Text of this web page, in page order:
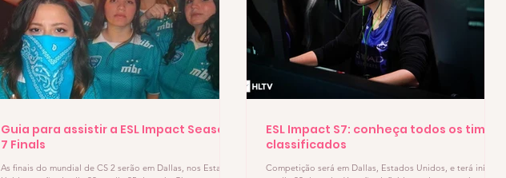
Guia para assistir a ESL Impact Season
7 Finals
As finais do mundial de CS 2 serão em Dallas, nos Estados
ESL Impact S7: conheça todos os times
classificados
Competição será em Dallas, Estados Unidos, e terá início